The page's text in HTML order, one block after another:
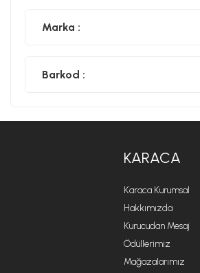
Marka :
Barkod :
KARACA
Karaca Kurumsal
Hakkımızda
Kurucudan Mesaj
Ödüllerimiz
Mağazalarımız